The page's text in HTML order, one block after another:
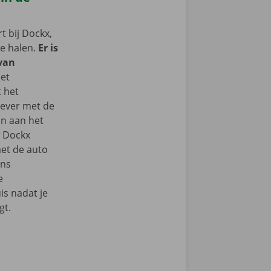
bij Dockx,
halen. Er is
het
met de
aan het
de auto
nadat je